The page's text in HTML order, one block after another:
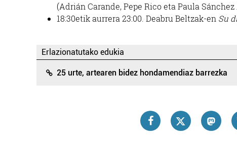
(Adrián Carande, Pepe Rico eta Paula
18:30etik aurrera 23:00. Deabru Beltzak-en Su
Erlazionatutako edukia
25 urte, artearen bidez hondamendiaz barrezka